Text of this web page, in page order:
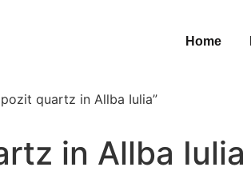
Home
quartz in Allba Iulia”
in Allba Iulia